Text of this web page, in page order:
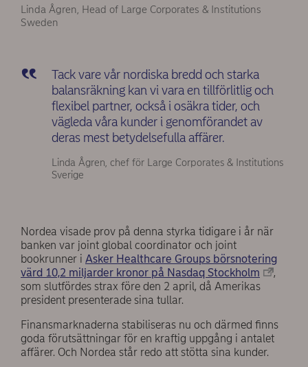
Linda Ågren, Head of Large Corporates & Institutions
Sweden
Tack vare vår nordiska bredd och starka
balansräkning kan vi vara en tillförlitlig och
flexibel partner, också i osäkra tider, och
vägleda våra kunder i genomförandet av
deras mest betydelsefulla affärer.
Linda Ågren, chef för Large Corporates & Institutions
Sverige
Nordea visade prov på denna styrka tidigare i år när
banken var joint global coordinator och joint
bookrunner i Asker Healthcare Groups börsnotering
värd 10,2 miljarder kronor på Nasdaq Stockholm
,
som slutfördes strax före den 2 april, då Amerikas
president presenterade sina tullar.
Finansmarknaderna stabiliseras nu och därmed finns
goda förutsättningar för en kraftig uppgång i antalet
affärer. Och Nordea står redo att stötta sina kunder.